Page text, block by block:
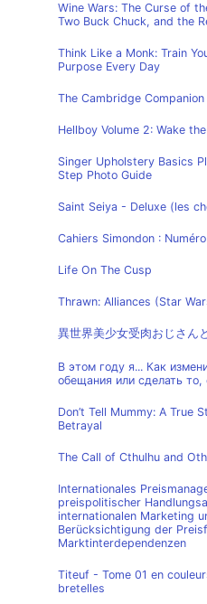
Wine Wars: The Curse of
Two Buck Chuck, and the
Think Like a Monk: Train
Purpose Every Day
The Cambridge
Hellboy Volume 2: Wake
Singer Upholstery Basics
Step Photo Guide
Saint Seiya - Deluxe (les
Cahiers Simondon :
Life On The Cusp
Thrawn: Alliances (Star
異世界美少女受肉おじさん
В этом году я... Как
обещания или сделать
Don’t Tell Mummy: A True
Betrayal
The Call of Cthulhu and
Internationales
preispolitischer
internationalen Marketing
Berücksichtigung der
Marktinterdependenzen
Titeuf - Tome 01 en
bretelles